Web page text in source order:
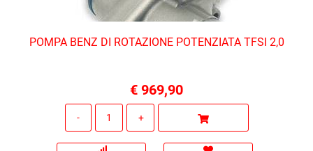
POMPA BENZ DI ROTAZIONE POTENZIATA TFSI 2,0
€ 969,90